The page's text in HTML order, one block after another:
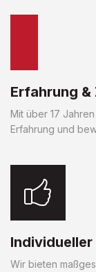
Erfahrung
Mit über 17
Erfahrung und
Individueller
Wir bieten